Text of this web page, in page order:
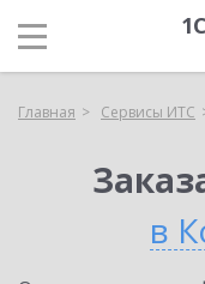
Главная Сервисы ИТС
в